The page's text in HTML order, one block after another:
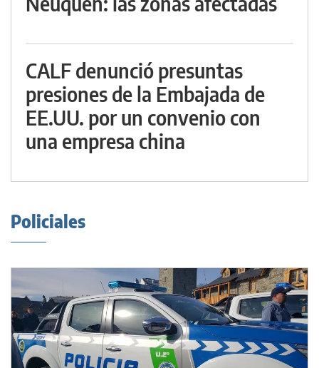
CALF denunció presuntas
presiones de la Embajada de
EE.UU. por un convenio con
una empresa china
Policiales